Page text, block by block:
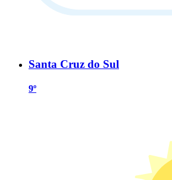
Santa Cruz do Sul
9º